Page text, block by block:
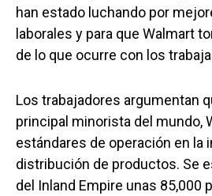
han estado luchando por
laborales y para que Walmart
de lo que ocurre con los
Los trabajadores argumentan
principal minorista del mundo,
estándares de operación en la
distribución de productos. Se
del Inland Empire unas 85,000